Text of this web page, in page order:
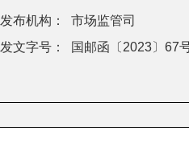
发布机构：
市场监管司
发文字号：
国邮函〔2023〕67